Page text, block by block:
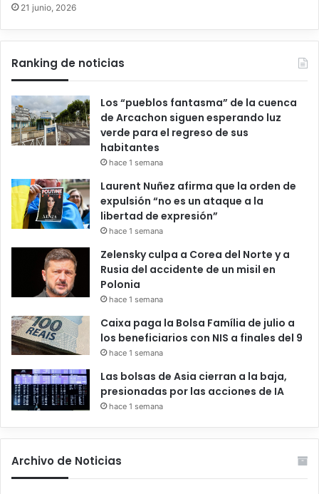
21 junio, 2026
Ranking de noticias
Los “pueblos fantasma” de la cuenca
de Arcachon siguen esperando luz
verde para el regreso de sus
habitantes
hace 1 semana
Laurent Nuñez afirma que la orden de
expulsión “no es un ataque a la
libertad de expresión”
hace 1 semana
Zelensky culpa a Corea del Norte y a
Rusia del accidente de un misil en
Polonia
hace 1 semana
Caixa paga la Bolsa Família de julio a
los beneficiarios con NIS a finales del 9
hace 1 semana
Las bolsas de Asia cierran a la baja,
presionadas por las acciones de IA
hace 1 semana
Archivo de Noticias